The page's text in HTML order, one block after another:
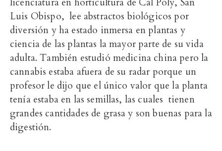
Luis Obispo, lee abstractos biológicos por
diversión y ha estado inmersa en plantas y
ciencia de las plantas la mayor parte de su vida
adulta. También estudió medicina china pero la
cannabis estaba afuera de su radar porque un
profesor le dijo que el único valor que la planta
tenía estaba en las semillas, las cuales tienen
grandes cantidades de grasa y son buenas para la
digestión.